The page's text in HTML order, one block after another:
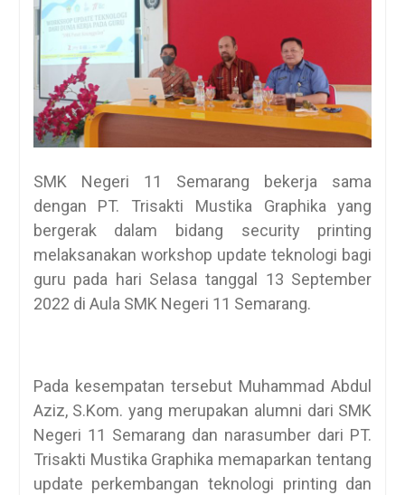
SMK Negeri 11 Semarang bekerja sama
dengan PT. Trisakti Mustika Graphika yang
bergerak dalam bidang security printing
melaksanakan workshop update teknologi bagi
guru pada hari Selasa tanggal 13 September
2022 di Aula SMK Negeri 11 Semarang.
Pada kesempatan tersebut Muhammad Abdul
Aziz, S.Kom. yang merupakan alumni dari SMK
Negeri 11 Semarang dan narasumber dari PT.
Trisakti Mustika Graphika memaparkan tentang
update perkembangan teknologi printing dan